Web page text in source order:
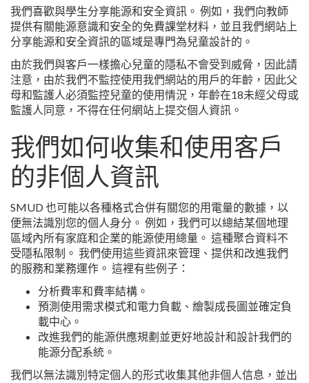
我們喜歡與學生分享能源和安全資訊。 例如，我們向教師
提供有關能源意識和安全的免費課堂材料，並且我們網站上
分享能源和安全資訊的區域是專門為兒童設計的。
由於我們與客戶一樣擔心兒童的隱私不會受到威脅，因此請
注意，由於我們不監控使用我們網站的用戶的年齡，因此父
母和監護人必須監控兒童的使用情況，年齡在18未經父母或
監護人同意，不得在任何網站上提交個人資訊。
我們如何收集和使用客戶
的非個人資訊
SMUD 也可能以各種格式合併有關您的用電量的數據，以
便無法識別您的個人身分。 例如，我們可以總結某個地理
區域內所有家庭和企業的能源使用總量。 這種聚合資料不
受隱私限制。 我們使用這些資訊來管理、提供和改進我們
的服務和業務運作。 這裡有些例子：
分析費率和費率結構。
預測使用需求模式和電力負載、繪製成長圖並確定負
載中心。
改進我們的能源供應規劃並更好地設計和設計我們的
能源分配系統。
我們以無法識別特定個人的形式收集其他非個人信息，並出